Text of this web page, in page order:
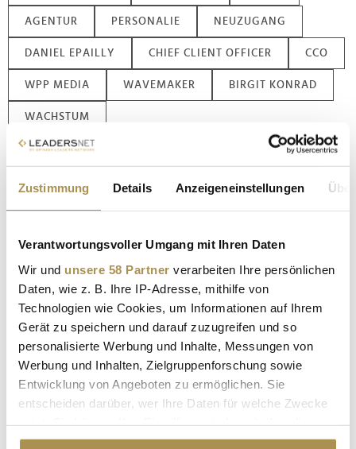
Zustimmung Details Anzeigeneinstellungen
Verantwortungsvoller Umgang mit Ihren Daten
Wir und unsere 58 Partner verarbeiten Ihre persönlichen
Daten, wie z. B. Ihre IP-Adresse, mithilfe von
Technologien wie Cookies, um Informationen auf Ihrem
Gerät zu speichern und darauf zuzugreifen und so
personalisierte Werbung und Inhalte, Messungen von
Werbung und Inhalten, Zielgruppenforschung sowie
Entwicklung von Angeboten zu ermöglichen. Sie
entscheiden darüber, wer Ihre Daten für welche Zwecke
Cookie-Erklärung oder durch Klicken auf das Privacy
AGENTUR PERSONALIE NEUZUGANG
DANIEL EPAILLY CHIEF CLIENT OFFICER CCO
WPP MEDIA WAVEMAKER BIRGIT KONRAD
WACHSTUM
Autor:*
Kommentar:*
Sicherheitscode bestätigen: *